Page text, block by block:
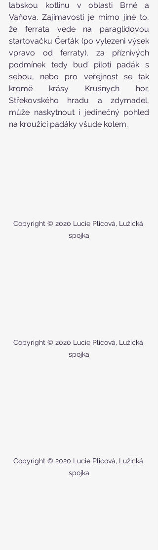
labskou kotlinu v oblasti Brné a
Vaňova. Zajímavostí je mimo jiné to,
že ferrata vede na paraglidovou
startovačku Čerťák (po vylezeni výsek
vpravo od ferraty), za příznivých
podmínek tedy buď piloti padák s
sebou, nebo pro veřejnost se tak
kromě krásy Krušnych hor,
Střekovského hradu a zdymadel,
může naskytnout i jedinečný pohled
na kroužící padáky všude kolem.
Copyright © 2020 Lucie Plicová, Lužická
spojka
Copyright © 2020 Lucie Plicová, Lužická
spojka
Copyright © 2020 Lucie Plicová, Lužická
spojka